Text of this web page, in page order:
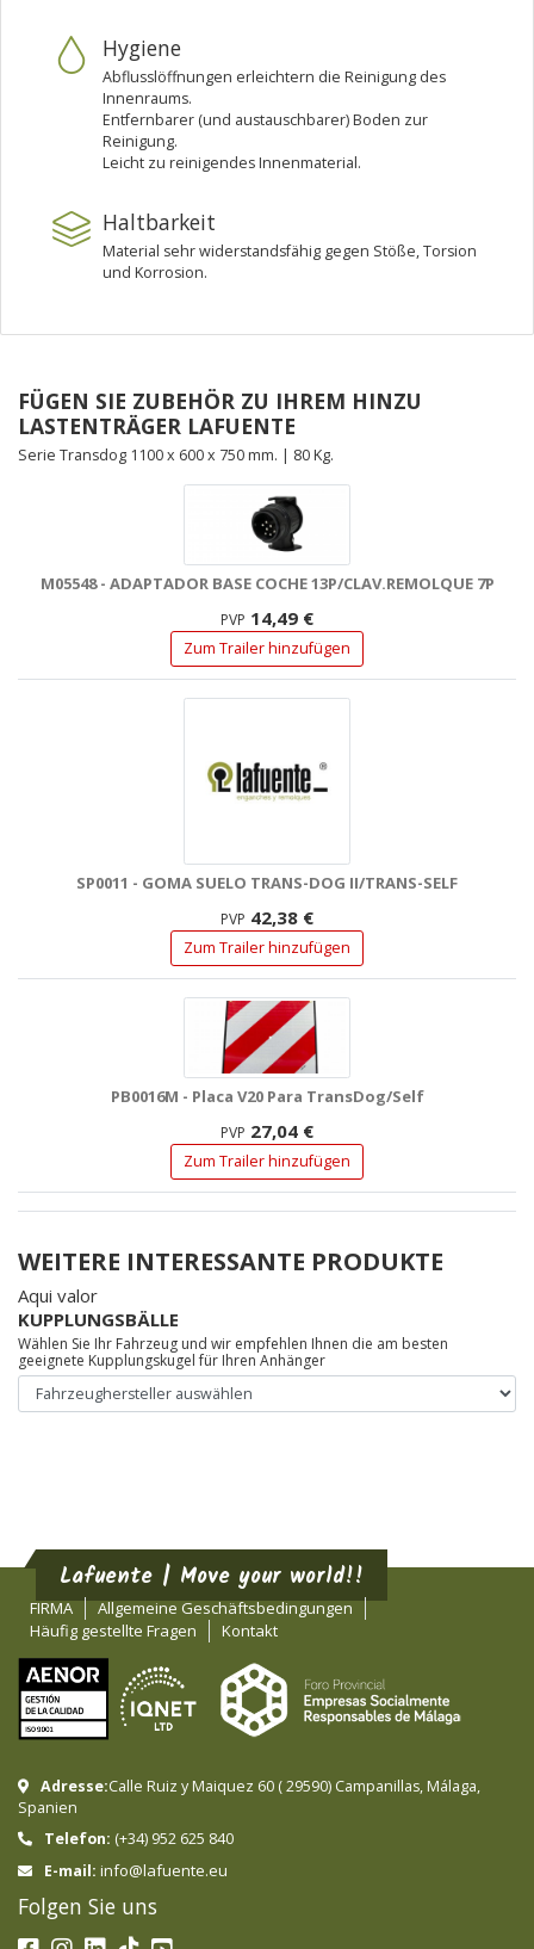
Hygiene
Abflusslöffnungen erleichtern die Reinigung des
Innenraums.
Entfernbarer (und austauschbarer) Boden zur
Reinigung.
Leicht zu reinigendes Innenmaterial.
Haltbarkeit
Material sehr widerstandsfähig gegen Stöße, Torsion
und Korrosion.
FÜGEN SIE ZUBEHÖR ZU IHREM HINZU
LASTENTRÄGER LAFUENTE
Serie Transdog 1100 x 600 x 750 mm. | 80 Kg.
M05548 - ADAPTADOR BASE COCHE 13P/CLAV.REMOLQUE 7P
PVP 14,49 €
Zum Trailer hinzufügen
SP0011 - GOMA SUELO TRANS-DOG II/TRANS-SELF
PVP 42,38 €
Zum Trailer hinzufügen
PB0016M - Placa V20 Para TransDog/Self
PVP 27,04 €
Zum Trailer hinzufügen
WEITERE INTERESSANTE PRODUKTE
Aqui valor
KUPPLUNGSBÄLLE
Wählen Sie Ihr Fahrzeug und wir empfehlen Ihnen die am besten
geeignete Kupplungskugel für Ihren Anhänger
Lafuente | Move your world!!
FIRMA
Allgemeine Geschäftsbedingungen
Häufig gestellte Fragen
Kontakt
Adresse:Calle Ruiz y Maiquez 60 (29590) Campanillas, Málaga,
Spanien
Telefon: (+34) 952 625 840
E-mail: info@lafuente.eu
Folgen Sie uns